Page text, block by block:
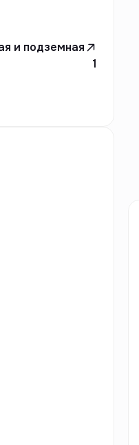
и подземная
1